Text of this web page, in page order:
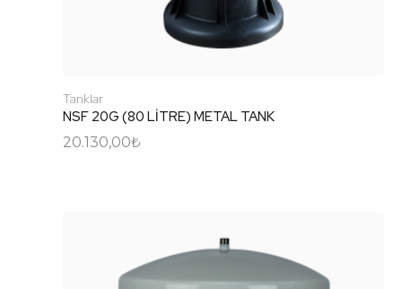
Tanklar
NSF 20G (80 LİTRE) METAL TANK
20.130,00₺